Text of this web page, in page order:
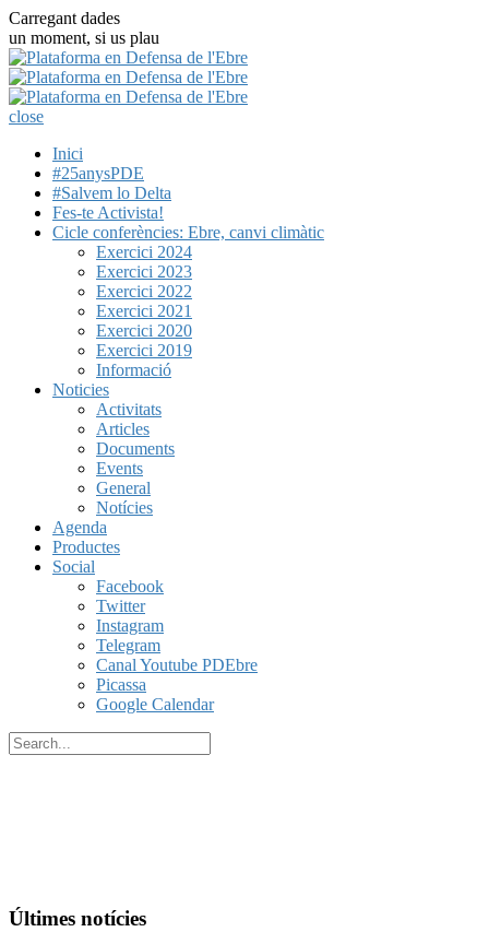
Carregant dades
un moment, si us plau
close
Inici
#25anysPDE
#Salvem lo Delta
Fes-te Activista!
Cicle conferències: Ebre, canvi climàtic
Exercici 2024
Exercici 2023
Exercici 2022
Exercici 2021
Exercici 2020
Exercici 2019
Informació
Noticies
Activitats
Articles
Documents
Events
General
Notícies
Agenda
Productes
Social
Facebook
Twitter
Instagram
Telegram
Canal Youtube PDEbre
Picassa
Google Calendar
Últimes notícies